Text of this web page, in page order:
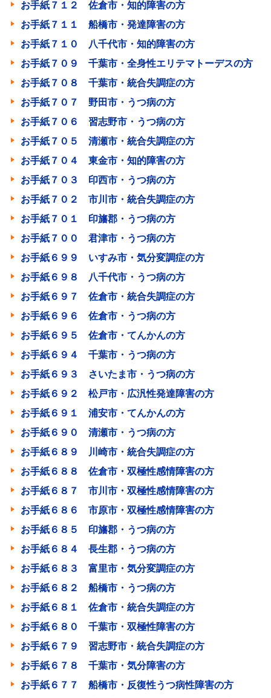
お手紙７１２ 佐倉市・知的障害の方
お手紙７１１ 船橋市・発達障害の方
お手紙７１０ 八千代市・知的障害の方
お手紙７０９ 千葉市・全身性エリテマトーデスの方
お手紙７０８ 千葉市・統合失調症の方
お手紙７０７ 野田市・うつ病の方
お手紙７０６ 習志野市・うつ病の方
お手紙７０５ 清瀬市・統合失調症の方
お手紙７０４ 東金市・知的障害の方
お手紙７０３ 印西市・うつ病の方
お手紙７０２ 市川市・統合失調症の方
お手紙７０１ 印旛郡・うつ病の方
お手紙７００ 君津市・うつ病の方
お手紙６９９ いすみ市・気分変調症の方
お手紙６９８ 八千代市・うつ病の方
お手紙６９７ 佐倉市・統合失調症の方
お手紙６９６ 佐倉市・うつ病の方
お手紙６９５ 佐倉市・てんかんの方
お手紙６９４ 千葉市・うつ病の方
お手紙６９３ さいたま市・うつ病の方
お手紙６９２ 松戸市・広汎性発達障害の方
お手紙６９１ 浦安市・てんかんの方
お手紙６９０ 清瀬市・うつ病の方
お手紙６８９ 川崎市・統合失調症の方
お手紙６８８ 佐倉市・双極性感情障害の方
お手紙６８７ 市川市・双極性感情障害の方
お手紙６８６ 市原市・双極性感情障害の方
お手紙６８５ 印旛郡・うつ病の方
お手紙６８４ 長生郡・うつ病の方
お手紙６８３ 富里市・気分変調症の方
お手紙６８２ 船橋市・うつ病の方
お手紙６８１ 佐倉市・統合失調症の方
お手紙６８０ 千葉市・双極性障害の方
お手紙６７９ 習志野市・統合失調症の方
お手紙６７８ 千葉市・気分障害の方
お手紙６７７ 船橋市・反復性うつ病性障害の方